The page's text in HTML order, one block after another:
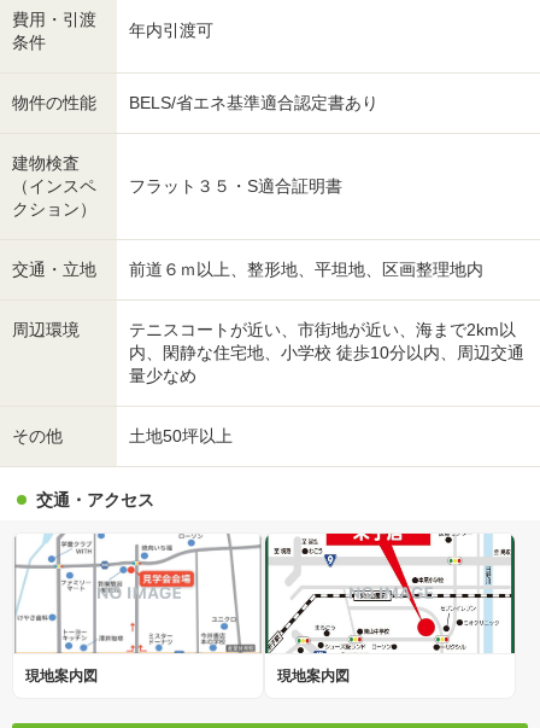
費用・引渡
条件
年内引渡可
物件の性能 BELS/省エネ基準適合認定書あり
建物検査
（インスペ
クション）
フラット３５・S適合証明書
交通・立地 前道６ｍ以上、整形地、平坦地、区画整理地内
周辺環境
テニスコートが近い、市街地が近い、海まで2km以
内、閑静な住宅地、小学校 徒歩10分以内、周辺交通
量少なめ
その他 土地50坪以上
交通・アクセス
現地案内図 現地案内図